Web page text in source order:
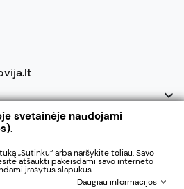

svetainėje naudojami
„Sutinku“ arba naršykite toliau. Savo
atšaukti pakeisdami savo interneto
įrašytus slapukus
Daugiau informacijos